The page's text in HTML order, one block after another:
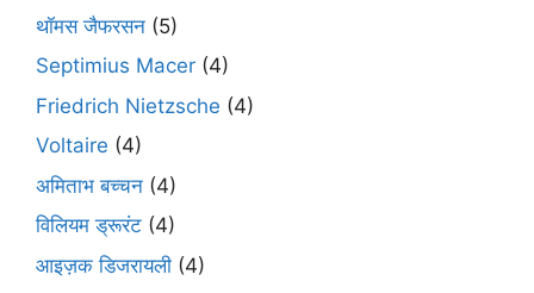
थॉमस जैफरसन (5)
Septimius Macer (4)
Friedrich Nietzsche (4)
Voltaire (4)
अमिताभ बच्चन (4)
विलियम ड्रूरंट (4)
आइज़क डिजरायली (4)